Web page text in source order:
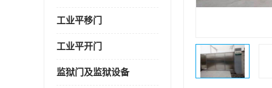
工业平移门
工业平开门
监狱门及监狱设备